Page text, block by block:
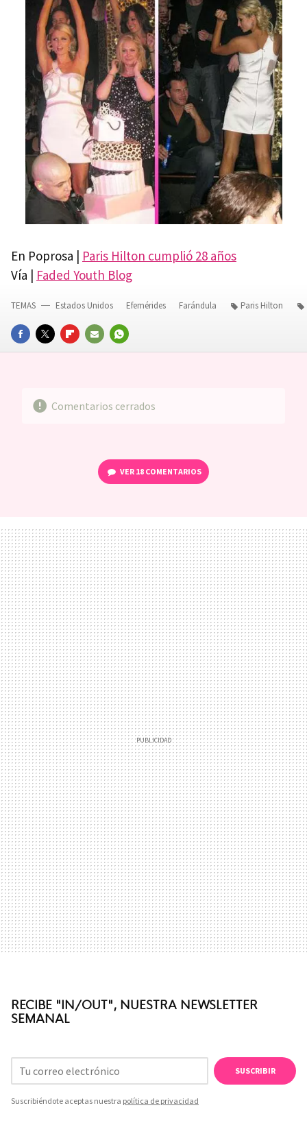
En Poprosa | Paris Hilton cumplió 28 años
Vía | Faded Youth Blog
FACEBOOKTWITTERFLIPBOARD
E-
WHATSAPP
TEMAS Estados Unidos Efemérides Farándula Paris Hilton
Comentarios cerrados
VER 18 COMENTARIOS
RECIBE "IN/OUT", NUESTRA NEWSLETTER
SEMANAL
SUSCRIBIR
Suscribiéndote aceptas nuestra política de privacidad